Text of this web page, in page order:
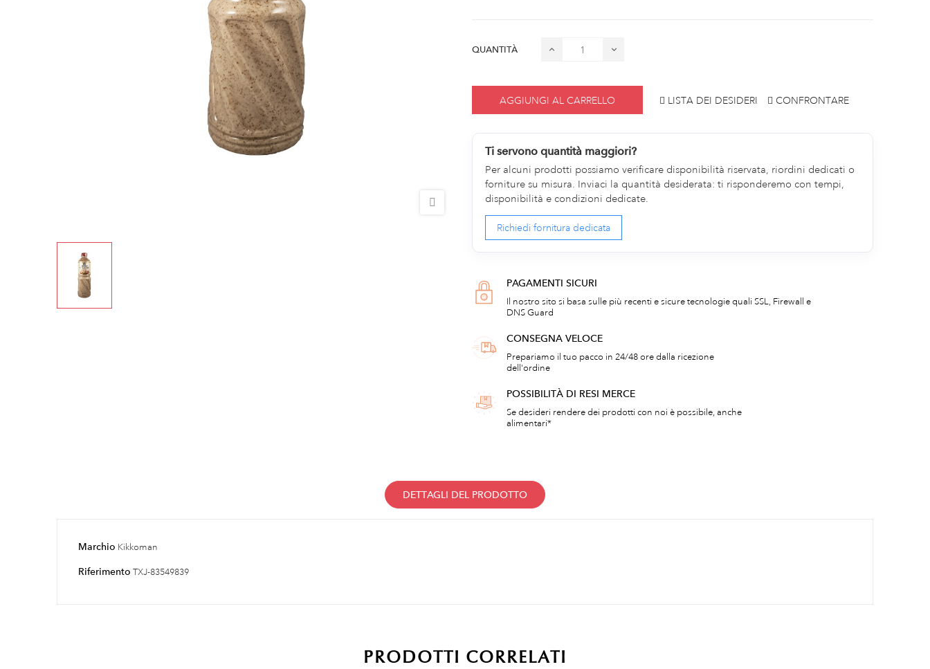
QUANTITÀ
AGGIUNGI AL CARRELLO LISTA DEI DESIDERI CONFRONTARE
Ti servono quantità maggiori?
Per alcuni prodotti possiamo verificare disponibilità riservata, riordini dedicati o
forniture su misura. Inviaci la quantità desiderata: ti risponderemo con tempi,
disponibilità e condizioni dedicate.
Richiedi fornitura dedicata
PAGAMENTI SICURI
Il nostro sito si basa sulle più recenti e sicure tecnologie quali SSL, Firewall e
DNS Guard
CONSEGNA VELOCE
Prepariamo il tuo pacco in 24/48 ore dalla ricezione
dell'ordine
POSSIBILITÀ DI RESI MERCE
Se desideri rendere dei prodotti con noi è possibile, anche
alimentari*
DETTAGLI DEL PRODOTTO
Marchio Kikkoman
Riferimento TXJ-83549839
PRODOTTI CORRELATI